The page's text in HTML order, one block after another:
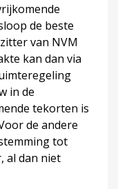
de beste
van NVM
kan dan via
in de
tekorten is
de andere
tot
al dan niet